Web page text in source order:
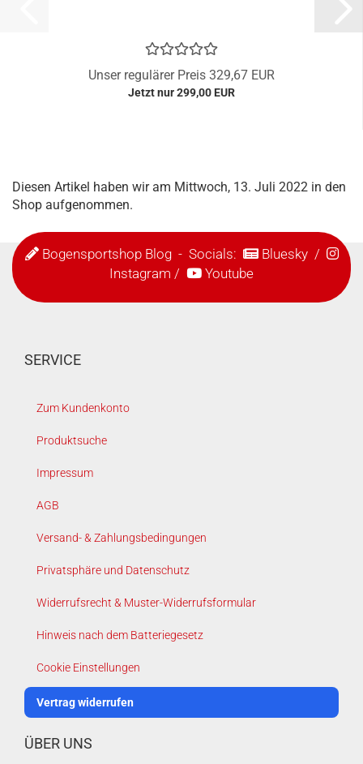
Unser regulärer Preis 329,67 EUR
Jetzt nur 299,00 EUR
Diesen Artikel haben wir am Mittwoch, 13. Juli 2022 in den
Shop aufgenommen.
Bogensportshop Blog- Socials: Bluesky/
Instagram / Youtube
SERVICE
Zum Kundenkonto
Produktsuche
Impressum
AGB
Versand- & Zahlungsbedingungen
Privatsphäre und Datenschutz
Widerrufsrecht & Muster-Widerrufsformular
Hinweis nach dem Batteriegesetz
Cookie Einstellungen
Vertrag widerrufen
ÜBER UNS